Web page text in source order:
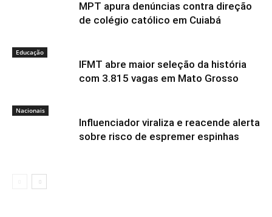
MPT apura denúncias contra direção
de colégio católico em Cuiabá
Educação
IFMT abre maior seleção da história
com 3.815 vagas em Mato Grosso
Nacionais
Influenciador viraliza e reacende alerta
sobre risco de espremer espinhas